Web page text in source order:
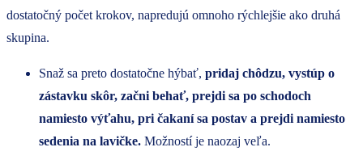
dostatočný počet krokov, napredujú omnoho rýchlejšie ako druhá
skupina.
Snaž sa preto dostatočne hýbať, pridaj chôdzu, vystúp o
zástavku skôr, začni behať, prejdi sa po schodoch
namiesto výťahu, pri čakaní sa postav a prejdi namiesto
sedenia na lavičke. Možností je naozaj veľa.